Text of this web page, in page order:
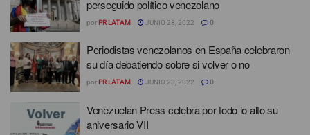
perseguido político venezolano
por PR LATAM JUNIO 28, 2022 0
Periodistas venezolanos en España celebraron
su día debatiendo sobre si volver o no
por PR LATAM JUNIO 28, 2022 0
Venezuelan Press celebra por todo lo alto su
aniversario VII